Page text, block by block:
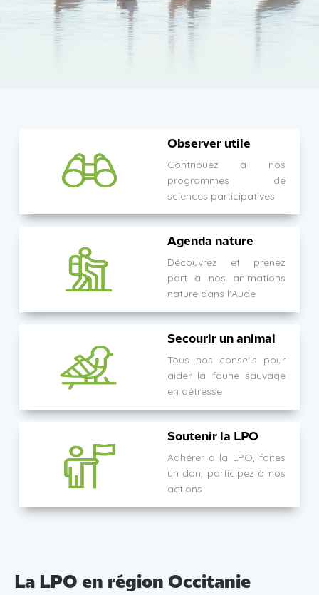
Observer utile
Contribuez à nos
programmes de
sciences participatives
Agenda nature
Découvrez et prenez
part à nos animations
nature dans l'Aude
Secourir un animal
Tous nos conseils pour
aider la faune sauvage
en détresse
Soutenir la LPO
Adhérer à la LPO, faites
un don, participez à nos
actions
La LPO en région Occitanie